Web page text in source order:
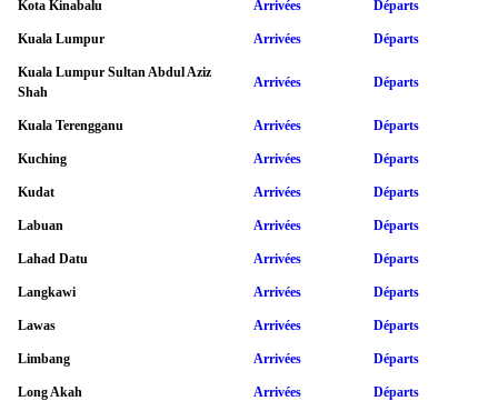
Kota Kinabalu Arrivées Départs
Kuala Lumpur Arrivées Départs
Kuala Lumpur Sultan Abdul Aziz
Shah
Arrivées Départs
Kuala Terengganu Arrivées Départs
Kuching Arrivées Départs
Kudat Arrivées Départs
Labuan Arrivées Départs
Lahad Datu Arrivées Départs
Langkawi Arrivées Départs
Lawas Arrivées Départs
Limbang Arrivées Départs
Long Akah Arrivées Départs